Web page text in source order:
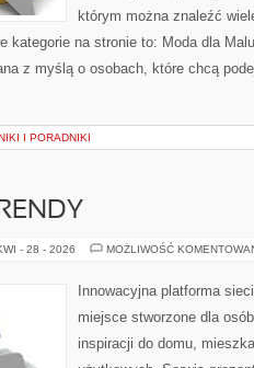
którym można znaleźć
kategorie na stronie to: Moda dla
z myślą o osobach, które chcą
I PORADNIKI
- 28 - 2026 MOŻLIWOŚĆ
Innowacyjna platforma
miejsce stworzone dla
inspiracji do domu,